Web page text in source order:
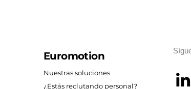
Euromotion
Nuestras soluciones
¿Estás reclutando personal?